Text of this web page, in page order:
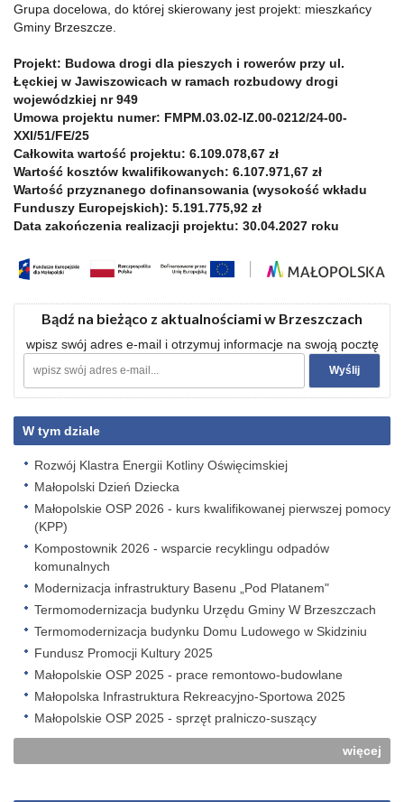
Grupa docelowa, do której skierowany jest projekt: mieszkańcy
Gminy Brzeszcze.
Projekt: Budowa drogi dla pieszych i rowerów przy ul.
Łęckiej w Jawiszowicach w ramach rozbudowy drogi
wojewódzkiej nr 949
Umowa projektu numer: FMPM.03.02-IZ.00-0212/24-00-
XXI/51/FE/25
Całkowita wartość projektu: 6.109.078,67 zł
Wartość kosztów kwalifikowanych: 6.107.971,67 zł
Wartość przyznanego dofinansowania (wysokość wkładu
Funduszy Europejskich): 5.191.775,92 zł
Data zakończenia realizacji projektu: 30.04.2027 roku
Bądź na bieżąco z aktualnościami w Brzeszczach
wpisz swój adres e-mail i otrzymuj informacje na swoją pocztę
W tym dziale
Rozwój Klastra Energii Kotliny Oświęcimskiej
Małopolski Dzień Dziecka
Małopolskie OSP 2026 - kurs kwalifikowanej pierwszej pomocy
(KPP)
Kompostownik 2026 - wsparcie recyklingu odpadów
komunalnych
Modernizacja infrastruktury Basenu „Pod Platanem"
Termomodernizacja budynku Urzędu Gminy W Brzeszczach
Termomodernizacja budynku Domu Ludowego w Skidziniu
Fundusz Promocji Kultury 2025
Małopolskie OSP 2025 - prace remontowo-budowlane
Małopolska Infrastruktura Rekreacyjno-Sportowa 2025
Małopolskie OSP 2025 - sprzęt pralniczo-suszący
więcej